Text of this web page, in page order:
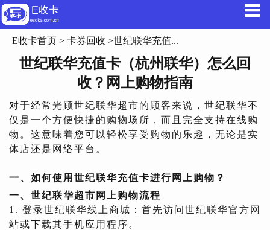
E收卡首页 > 卡券回收 >世纪联华充值...
世纪联华充值卡（杭州联华）怎么回
收？网上购物指南
对于经常光顾世纪联华超市的顾客来说，世纪联华不
仅是一个方便快捷的购物场所，而且完全支持在线购
物。这意味着您可以轻松享受购物的乐趣，无论是实
体店还是网络平台。
一、如何使用世纪联华充值卡进行网上购物？
一、世纪联华超市网上购物流程
1. 登录世纪联华线上商城：首先访问世纪联华官方网
站或下载其手机应用程序。